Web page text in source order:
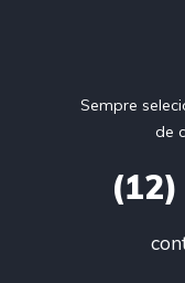
Sempre
de
(12)